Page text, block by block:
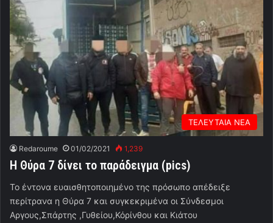
ΤΕΛΕΥΤΑΙΑ ΝΕΑ
Redaroume 01/02/2021 1,239
Η Θύρα 7 δίνει το παράδειγμα (pics)
Το έντονα ευαισθητοποιημένο της πρόσωπο απέδειξε
περίτρανα η Θύρα 7 και συγκεκριμένα οι Σύνδεσμοι
Αργους,Σπάρτης ,Γυθείου,Κόρίνθου και Κιάτου